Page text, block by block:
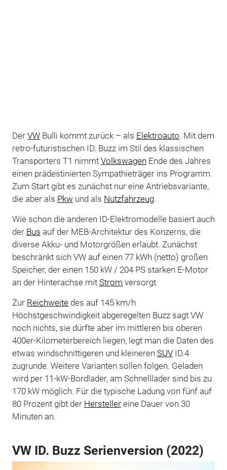
Der VWBulli kommt zurück – als Elektroauto. Mit dem
retro-futuristischen ID. Buzz im Stil des klassischen
Transporters T1 nimmt Volkswagen Ende des Jahres
einen prädestinierten Sympathieträger ins Programm.
Zum Start gibt es zunächst nur eine Antriebsvariante,
die aber als Pkw und als Nutzfahrzeug.
Wie schon die anderen ID-Elektromodelle basiert auch
der Bus auf der MEB-Architektur des Konzerns, die
diverse Akku- und Motorgrößen erlaubt. Zunächst
beschränkt sich VW auf einen 77 kWh (netto) großen
Speicher, der einen 150 kW / 204 PS starken E-Motor
an der Hinterachse mit Strom versorgt.
Zur Reichweitedes auf 145 km/h
Höchstgeschwindigkeit abgeregelten Buzz sagt VW
noch nichts, sie dürfte aber im mittleren bis oberen
400er-Kilometerbereich liegen, legt man die Daten des
etwas windschnittigeren und kleineren SUVID.4
zugrunde. Weitere Varianten sollen folgen. Geladen
wird per 11-kW-Bordlader, am Schnelllader sind bis zu
170 kW möglich. Für die typische Ladung von fünf auf
80 Prozent gibt der Herstellereine Dauer von 30
Minuten an.
VW ID. Buzz Serienversion (2022)